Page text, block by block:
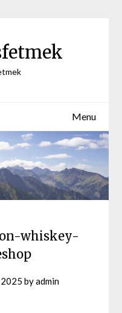
Menu
whiskey-
2025 byadmin